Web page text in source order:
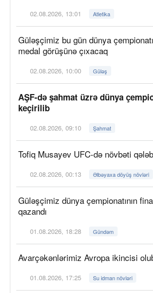
02.08.2026, 13:01 Atletika
Güləşçimiz bu gün dünya
medal görüşünə çıxacaq
02.08.2026, 10:00 Güləş
AŞF-də şahmat üzrə dünya
keçirilib
02.08.2026, 09:10 Şahmat
Tofiq Musayev UFC-də növbəti
02.08.2026, 00:13 Əlbəyaxa döyüş növləri
Güləşçimiz dünya çempionatının
qazandı
01.08.2026, 18:28 Gündəm
Avarçəkənlərimiz Avropa ikincisi
01.08.2026, 17:25 Su idman növləri